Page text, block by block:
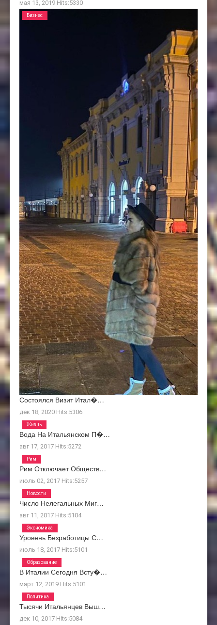
мая 13, 2019 Hits:5330
Состоялся Визит Итал�…
дек 18, 2020 Hits:5306
Бизнес
Вода На Итальянском П�…
авг 17, 2017 Hits:5272
Жизнь
Рим Отключает Обществ…
июль 02, 2017 Hits:5257
Рим
Число Нелегальных Миг…
авг 11, 2017 Hits:5104
Новости
Уровень Безработицы С…
июль 18, 2017 Hits:5101
Экономика
В Италии Сегодня Всту�…
март 12, 2019 Hits:5101
Образование
Тысячи Итальянцев Выш…
дек 10, 2017 Hits:5084
Политика